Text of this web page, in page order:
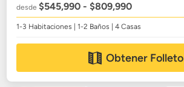
desde$545,990 - $809,990
1-3 Habitaciones | 1-2 Baños | 4 Casas
Obtener Folleto